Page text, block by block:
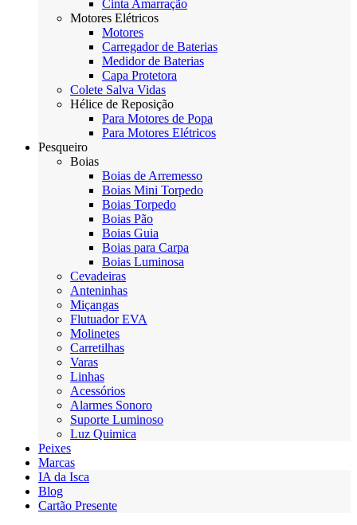
Cinta Amarração
Motores Elétricos
Motores
Carregador de Baterias
Medidor de Baterias
Capa Protetora
Colete Salva Vidas
Hélice de Reposição
Para Motores de Popa
Para Motores Elétricos
Pesqueiro
Boias
Boias de Arremesso
Boias Mini Torpedo
Boias Torpedo
Boias Pão
Boias Guia
Boias para Carpa
Boias Luminosa
Cevadeiras
Anteninhas
Miçangas
Flutuador EVA
Molinetes
Carretilhas
Varas
Linhas
Acessórios
Alarmes Sonoro
Suporte Luminoso
Luz Quimica
Peixes
Marcas
IA da Isca
Blog
Cartão Presente